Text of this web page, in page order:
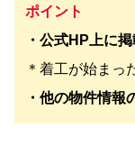
ポイント
・公式HP上に
＊着工が始まっ
・他の物件情報